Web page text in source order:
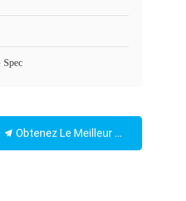
Spec
Obtenez Le Meilleur Prix